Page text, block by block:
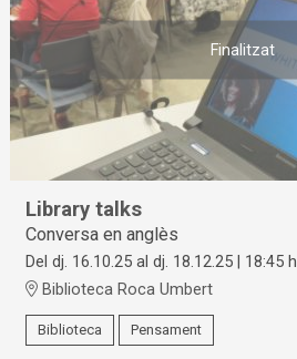
Finalitzat
Library talks
Conversa en anglès
Del dj. 16.10.25 al dj. 18.12.25 | 18:45 h
Biblioteca Roca Umbert
Biblioteca Pensament